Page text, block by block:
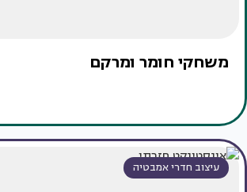
משחקי חומר ומרקם
עיצוב חדרי אמבטיה